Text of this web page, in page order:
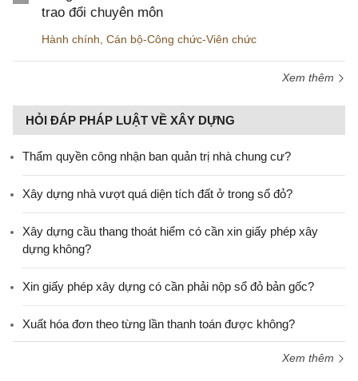
trao đổi chuyên môn
Hành chính Cán bộ-Công chức-Viên chức
Xem thêm
HỎI ĐÁP PHÁP LUẬT VỀ XÂY DỰNG
Thẩm quyền công nhận ban quản trị nhà chung cư?
Xây dựng nhà vượt quá diện tích đất ở trong sổ đỏ?
Xây dựng cầu thang thoát hiểm có cần xin giấy phép xây
dựng không?
Xin giấy phép xây dựng có cần phải nộp sổ đỏ bản gốc?
Xuất hóa đơn theo từng lần thanh toán được không?
Xem thêm